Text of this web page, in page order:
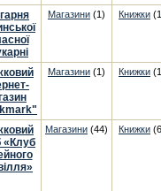
Магазини (1) Книжки
Магазини (1) Книжки
«Клуб
Магазини (44) Книжки